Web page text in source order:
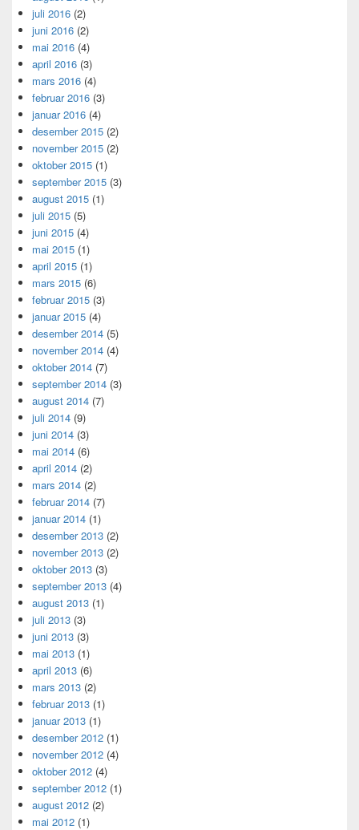
juli 2016 (2)
juni 2016 (2)
mai 2016 (4)
april 2016 (3)
mars 2016 (4)
februar 2016 (3)
januar 2016 (4)
desember 2015 (2)
november 2015 (2)
oktober 2015 (1)
september 2015 (3)
august 2015 (1)
juli 2015 (5)
juni 2015 (4)
mai 2015 (1)
april 2015 (1)
mars 2015 (6)
februar 2015 (3)
januar 2015 (4)
desember 2014 (5)
november 2014 (4)
oktober 2014 (7)
september 2014 (3)
august 2014 (7)
juli 2014 (9)
juni 2014 (3)
mai 2014 (6)
april 2014 (2)
mars 2014 (2)
februar 2014 (7)
januar 2014 (1)
desember 2013 (2)
november 2013 (2)
oktober 2013 (3)
september 2013 (4)
august 2013 (1)
juli 2013 (3)
juni 2013 (3)
mai 2013 (1)
april 2013 (6)
mars 2013 (2)
februar 2013 (1)
januar 2013 (1)
desember 2012 (1)
november 2012 (4)
oktober 2012 (4)
september 2012 (1)
august 2012 (2)
mai 2012 (1)